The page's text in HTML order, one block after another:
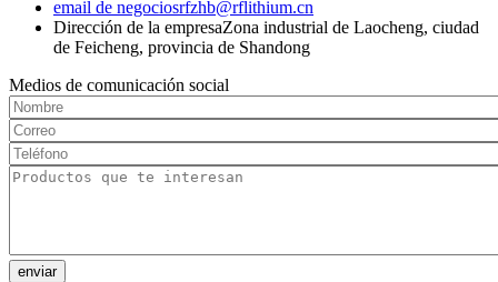
email de negociosrfzhb@rflithium.cn
Dirección de la empresaZona industrial de Laocheng, ciudad
de Feicheng, provincia de Shandong
Medios de comunicación social
enviar